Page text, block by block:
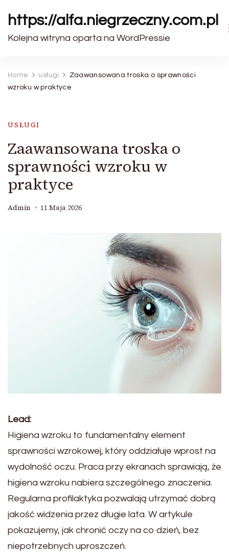
https://alfa.niegrzeczny.com.pl
Kolejna witryna oparta na WordPressie
Home usługi
Zaawansowana troska o sprawności
wzroku w praktyce
USŁUGI
Zaawansowana troska o
sprawności wzroku w
praktyce
Admin 11 Maja 2026
Lead:
Higiena wzroku to fundamentalny element
sprawności wzrokowej, który oddziałuje wprost na
wydolność oczu. Praca przy ekranach sprawiają, że
higiena wzroku nabiera szczególnego znaczenia.
Regularna profilaktyka pozwalają utrzymać dobrą
jakość widzenia przez długie lata. W artykule
pokazujemy, jak chronić oczy na co dzień, bez
niepotrzebnych uproszczeń.